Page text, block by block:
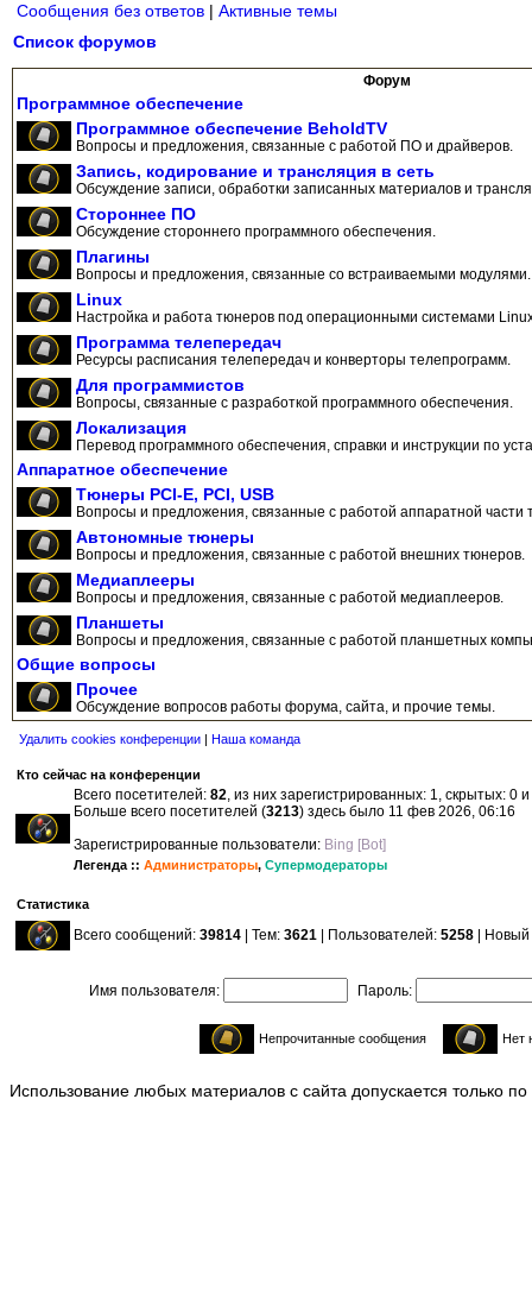
Сообщения без ответов | Активные темы
Список форумов
Форум
Программное обеспечение
Программное обеспечение BeholdTV
Вопросы и предложения, связанные с работой ПО и драйверов.
Запись, кодирование и трансляция в сеть
Обсуждение записи, обработки записанных материалов и
Стороннее ПО
Обсуждение стороннего программного обеспечения.
Плагины
Вопросы и предложения, связанные со встраиваемыми модулями.
Linux
Настройка и работа тюнеров под операционными системами
Программа телепередач
Ресурсы расписания телепередач и конверторы телепрограмм.
Для программистов
Вопросы, связанные с разработкой программного обеспечения.
Локализация
Перевод программного обеспечения, справки и инструкции по
Аппаратное обеспечение
Тюнеры PCI-E, PCI, USB
Вопросы и предложения, связанные с работой аппаратной части
Автономные тюнеры
Вопросы и предложения, связанные с работой внешних тюнеров.
Медиаплееры
Вопросы и предложения, связанные с работой медиаплееров.
Планшеты
Вопросы и предложения, связанные с работой планшетных
Общие вопросы
Прочее
Обсуждение вопросов работы форума, сайта, и прочие темы.
Удалить cookies конференции | Наша команда
Кто сейчас на конференции
Всего посетителей: 82, из них зарегистрированных: 1, скрытых: 0
Больше всего посетителей (3213) здесь было 11 фев 2026, 06:16
Зарегистрированные пользователи: Bing [Bot]
Легенда :: Администраторы, Супермодераторы
Статистика
Всего сообщений: 39814 | Тем: 3621 | Пользователей: 5258 |
Имя пользователя: Пароль:
Непрочитанные сообщения Нет
Использование любых материалов с сайта допускается только